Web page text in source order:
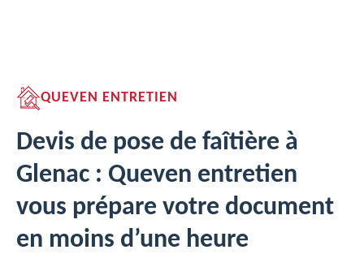
QUEVEN ENTRETIEN
Devis de pose de faîtière à
Glenac : Queven entretien
vous prépare votre document
en moins d’une heure